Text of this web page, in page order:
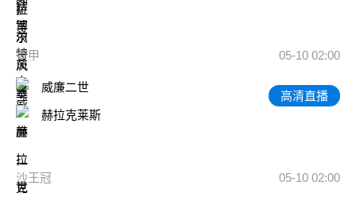
荷甲 05-10 02:00
威廉二世
赫拉克莱斯
高清直播
沙王冠 05-10 02:00